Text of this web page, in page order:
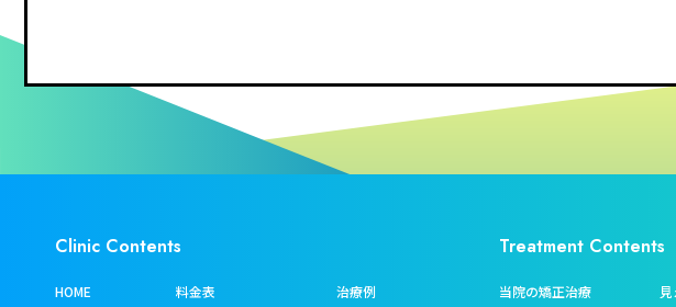
Clinic Contents
HOME 料金表 治療例
Treatment Contents
当院の矯正治療